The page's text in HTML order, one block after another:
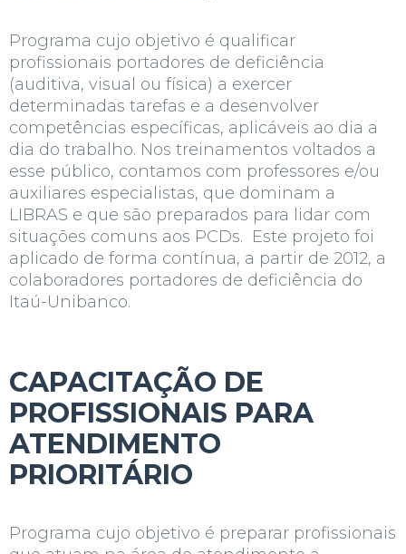
Programa cujo objetivo é qualificar
profissionais portadores de deficiência
(auditiva, visual ou física) a exercer
determinadas tarefas e a desenvolver
competências específicas, aplicáveis ao dia a
dia do trabalho. Nos treinamentos voltados a
esse público, contamos com professores e/ou
auxiliares especialistas, que dominam a
LIBRAS e que são preparados para lidar com
situações comuns aos PCDs. Este projeto foi
aplicado de forma contínua, a partir de 2012, a
colaboradores portadores de deficiência do
Itaú-Unibanco.
CAPACITAÇÃO DE
PROFISSIONAIS PARA
ATENDIMENTO
PRIORITÁRIO
Programa cujo objetivo é preparar profissionais